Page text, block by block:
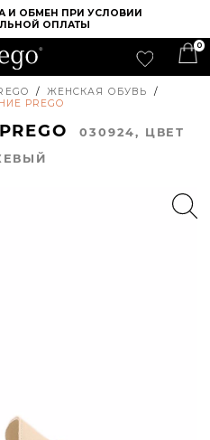
И ОБМЕН ПРИ УСЛОВИИ
ОПЛАТЫ
0
/ ЖЕНСКАЯ ОБУВЬ
/
PREGO
030924, ЦВЕТ